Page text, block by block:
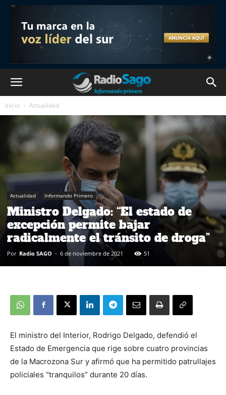
Inicio Actualidad
Actualidad Informando Primero
Ministro Delgado: “El estado de
excepción permite bajar
radicalmente el tránsito de droga”
Por Radio SAGO - 6 de noviembre de 2021 51
El ministro del Interior, Rodrigo Delgado, defendió el
Estado de Emergencia que rige sobre cuatro provincias
de la Macrozona Sur y afirmó que ha permitido patrullajes
policiales “tranquilos” durante 20 días.